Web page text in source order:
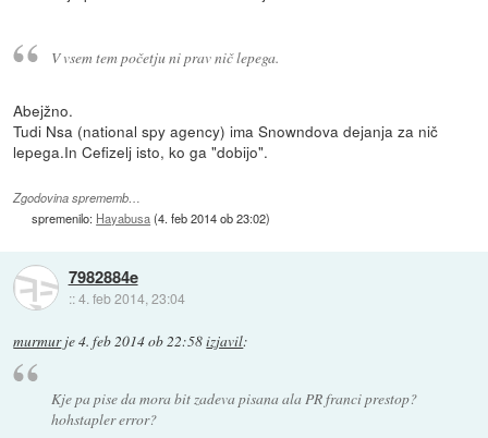
V vsem tem početju ni prav nič lepega.
Abejžno.
Tudi Nsa (national spy agency) ima Snowndova dejanja za nič
lepega.In Cefizelj isto, ko ga "dobijo".
Zgodovina sprememb…
spremenilo: Hayabusa(4. feb 2014 ob 23:02)
7982884e
::4. feb 2014, 23:04
murmurje4. feb 2014 ob 22:58izjavil:
Kje pa pise da mora bit zadeva pisana ala PR franci prestop?
hohstapler error?